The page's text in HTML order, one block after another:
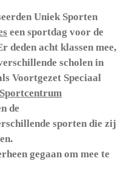
Uniek Sporten
een sportdag voor de
deden acht klassen mee,
scholen in
Voortgezet Speciaal
Sportcentrum
de
sporten die zij
gegaan om mee te